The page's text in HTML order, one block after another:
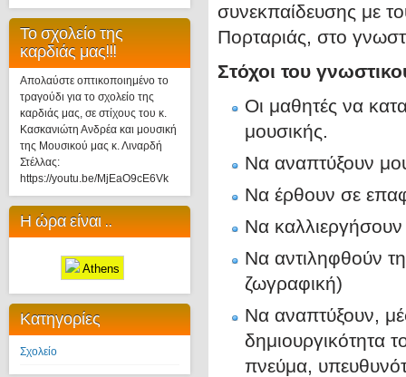
Το σχολείο της
καρδιάς μας!!!
Απολαύστε οπτικοποιημένο το
τραγούδι για το σχολείο της
καρδιάς μας, σε στίχους του κ.
Κασκανιώτη Ανδρέα και μουσική
της Μουσικού μας κ. Λιναρδή
Στέλλας:
https://youtu.be/MjEaO9cE6Vk
Η ώρα είναι ..
Athens
Κατηγορίες
Σχολείο
συνεκπαίδευσης με
Πορταριάς, στο
Στόχοι του
Οι μαθητές να
μουσικής.
Να αναπτύξουν
Να έρθουν σε
Να καλλιεργήσουν
Να αντιληφθούν
ζωγραφική)
Να αναπτύξουν,
δημιουργικότητα
πνεύμα,